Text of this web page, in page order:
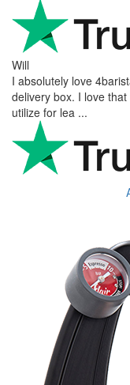
Will
I absolutely love
delivery box. I love
utilize for lea ...